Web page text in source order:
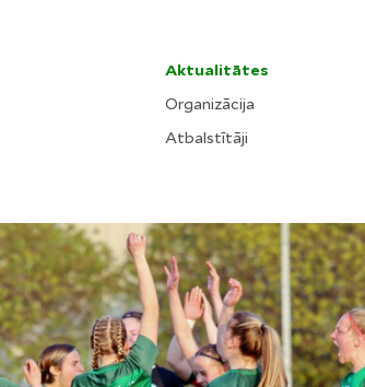
Aktualitātes
Organizācija
Atbalstītāji